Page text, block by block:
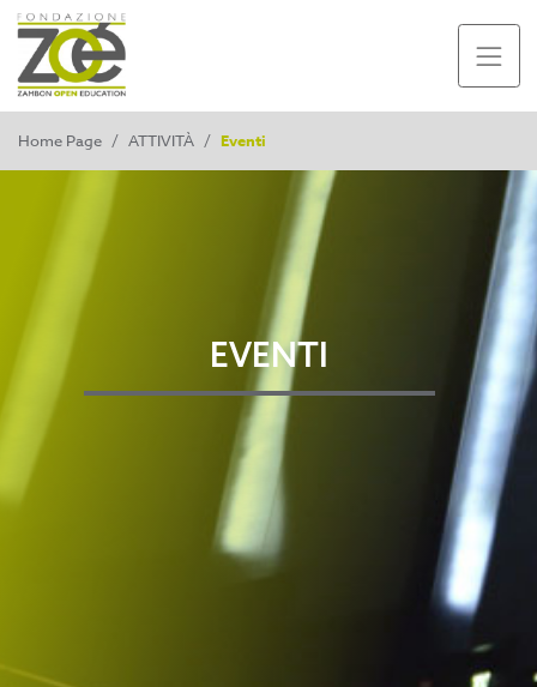
Home Page / ATTIVITÀ / Eventi
EVENTI